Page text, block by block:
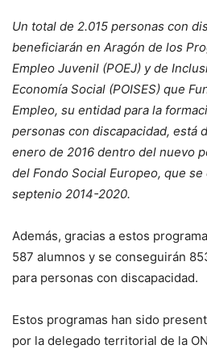
Un total de 2.015 personas con
beneficiarán en Aragón de los
Empleo Juvenil (POEJ) y de
Economía Social (POISES) que
Empleo, su entidad para la
personas con discapacidad, está
enero de 2016 dentro del nuevo
del Fondo Social Europeo, que
septenio 2014-2020.
Además, gracias a estos
587 alumnos y se conseguirán
para personas con discapacidad.
Estos programas han sido
por la delegado territorial de la